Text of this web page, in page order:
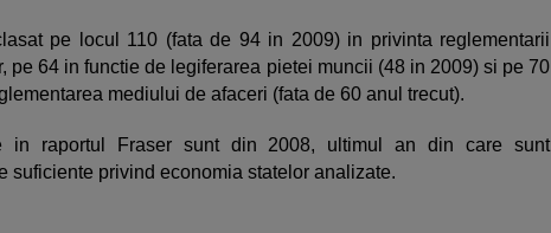
pe locul 110 (fata de 94 in 2009) in privinta reglementarii
pe 64 in functie de legiferarea pietei muncii (48 in 2009) si pe 70
mediului de afaceri (fata de 60 anul trecut).
in raportul Fraser sunt din 2008, ultimul an din care sunt
suficiente privind economia statelor analizate.